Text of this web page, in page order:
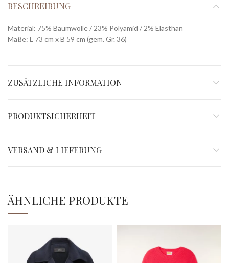
BESCHREIBUNG
Material: 75% Baumwolle / 23% Polyamid / 2% Elasthan
Maße: L 73 cm x B 59 cm (gem. Gr. 36)
ZUSÄTZLICHE INFORMATION
PRODUKTSICHERHEIT
VERSAND & LIEFERUNG
ÄHNLICHE PRODUKTE